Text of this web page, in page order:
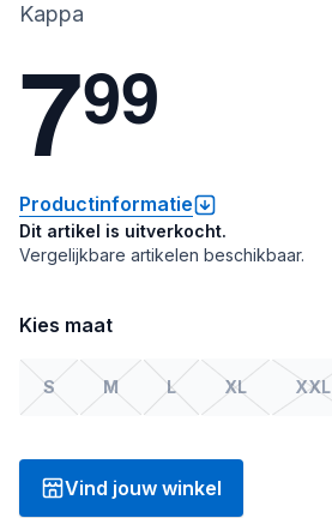
Kappa
799
Productinformatie
Dit artikel is uitverkocht.
Vergelijkbare artikelen beschikbaar.
Kies maat
S M L XL XXL
Vind jouw winkel